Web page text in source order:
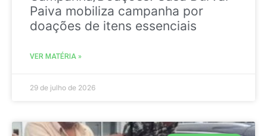
Paiva mobiliza campanha por
doações de itens essenciais
VER MATÉRIA »
29 de julho de 2026